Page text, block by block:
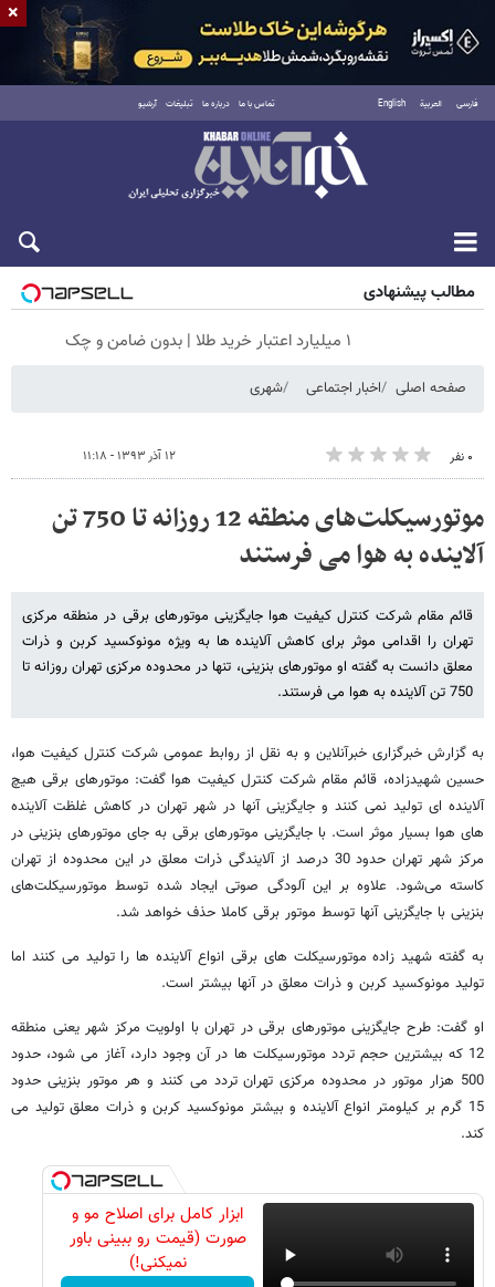
فارسی العربية English تماس با ما درباره ما تبلیغات آرشیو
جمعه ۱۶ مرداد ۱۴۰۵
مطالب پیشنهادی
۱ میلیارد اعتبار خرید طلا | بدون ضامن و چک
صفحه اصلی اخبار اجتماعی شهری
۰ نفر ۱۲ آذر ۱۳۹۳ - ۱۱:۱۸
موتورسیکلت‌های منطقه 12 روزانه تا 750 تن
آلاینده به هوا می فرستند
قائم مقام شرکت کنترل کیفیت هوا جایگزینی موتورهای برقی در منطقه مرکزی
تهران را اقدامی موثر برای کاهش آلاینده ها به ویژه مونوکسید کربن و ذرات
معلق دانست به گفته او موتورهای بنزینی، تنها در محدوده مرکزی تهران روزانه تا
750 تن آلاینده به هوا می فرستند.
به گزارش خبرگزاری خبرآنلاین و به نقل از روابط عمومی شرکت کنترل کیفیت هوا،
حسین شهیدزاده، قائم مقام شرکت کنترل کیفیت هوا گفت: موتورهای برقی هیچ
آلاینده ای تولید نمی کنند و جایگزینی آنها در شهر تهران در کاهش غلظت آلاینده
های هوا بسیار موثر است. با جایگزینی موتورهای برقی به جای موتورهای بنزینی در
مرکز شهر تهران حدود 30 درصد از آلایندگی ذرات معلق در این محدوده از تهران
کاسته می‌شود. علاوه بر این آلودگی صوتی ایجاد شده توسط موتورسیکلت‌های
بنزینی با جایگزینی آنها توسط موتور برقی کاملا حذف خواهد شد.
به گفته شهید زاده موتورسیکلت های برقی انواع آلاینده ها را تولید می کنند اما
تولید مونوکسید کربن و ذرات معلق در آنها بیشتر است.
او گفت: طرح جایگزینی موتورهای برقی در تهران با اولویت مرکز شهر یعنی منطقه
12 که بیشترین حجم تردد موتورسیکلت ها در آن وجود دارد، آغاز می شود، حدود
500 هزار موتور در محدوده مرکزی تهران تردد می کنند و هر موتور بنزینی حدود
15 گرم بر کیلومتر انواع آلاینده و بیشتر مونوکسید کربن و ذرات معلق تولید می
کند.
ابزار کامل برای اصلاح مو و
صورت (قیمت رو ببینی باور
نمیکنی!)
×